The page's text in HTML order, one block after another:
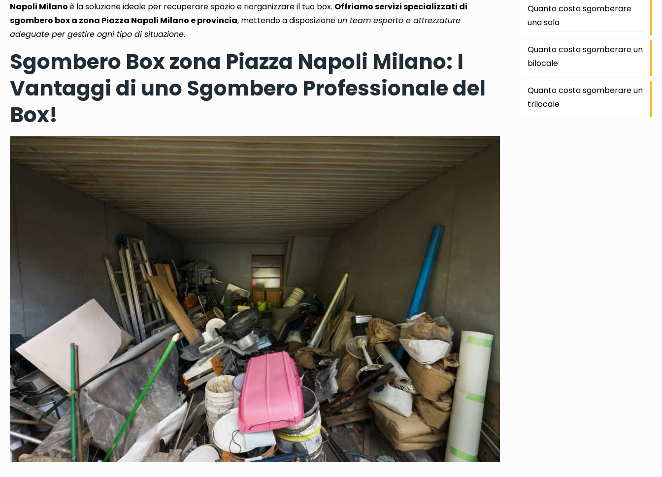
Napoli Milanoè la soluzione ideale per recuperare spazio e riorganizzare il tuo box. Offriamo servizi specializzati di
sgombero box a zona Piazza Napoli Milano e provincia, mettendo a disposizione un team esperto e attrezzature
adeguate per gestire ogni tipo di situazione.
Sgombero Box zona Piazza Napoli Milano: I
Vantaggi di uno Sgombero Professionale del
Box!
Quanto costa sgomberare
una sala
Quanto costa sgomberare un
bilocale
Quanto costa sgomberare un
trilocale